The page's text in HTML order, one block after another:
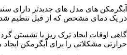
آبگرمکن های مدل های جدیدتر دارای
در یک دمای مشخص که از قبل تنظیم
گاهی اوقات ایجاد ترک ریز یا نشستن
حرارتی مشکلاتی را برای آبگرمکن ایجاد